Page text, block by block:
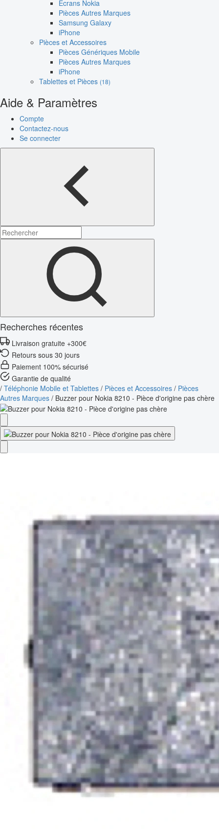
Écrans Nokia
Pièces Autres Marques
Samsung Galaxy
iPhone
Pièces et Accessoires
Pièces Génériques Mobile
Pièces Autres Marques
iPhone
Tablettes et Pièces (18)
Aide & Paramètres
Compte
Contactez-nous
Se connecter
Recherches récentes
Livraison gratuite +300€
Retours sous 30 jours
Paiement 100% sécurisé
Garantie de qualité
/ Téléphonie Mobile et Tablettes / Pièces et Accessoires / Pièces
Autres Marques / Buzzer pour Nokia 8210 - Pièce d'origine pas chère